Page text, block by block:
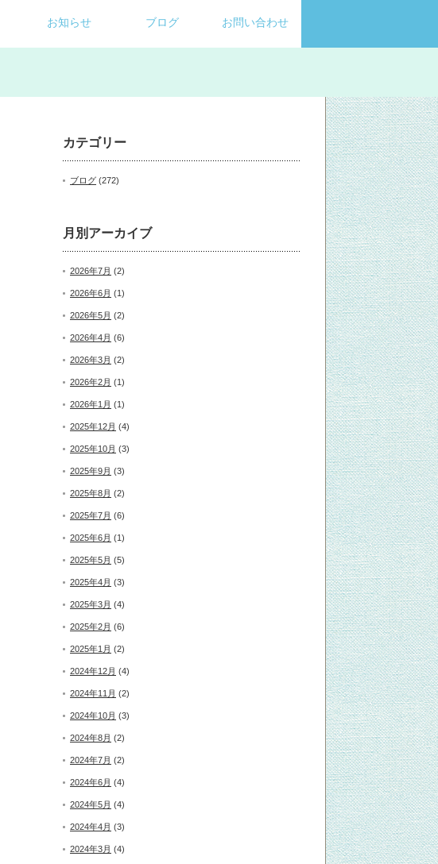
お知らせ ブログ お問い合わせ
カテゴリー
ブログ (272)
月別アーカイブ
2026年7月 (2)
2026年6月 (1)
2026年5月 (2)
2026年4月 (6)
2026年3月 (2)
2026年2月 (1)
2026年1月 (1)
2025年12月 (4)
2025年10月 (3)
2025年9月 (3)
2025年8月 (2)
2025年7月 (6)
2025年6月 (1)
2025年5月 (5)
2025年4月 (3)
2025年3月 (4)
2025年2月 (6)
2025年1月 (2)
2024年12月 (4)
2024年11月 (2)
2024年10月 (3)
2024年8月 (2)
2024年7月 (2)
2024年6月 (4)
2024年5月 (4)
2024年4月 (3)
2024年3月 (4)